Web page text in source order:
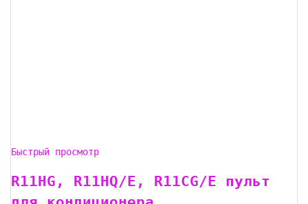
Быстрый просмотр
R11HG, R11HQ/E, R11CG/E пульт